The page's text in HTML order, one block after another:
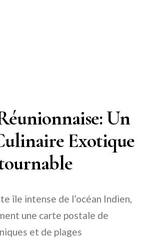
Un
Exotique
île intense de l’océan Indien,
une carte postale de
et de plages